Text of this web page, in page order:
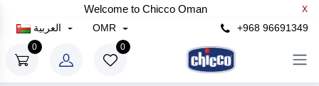
Welcome to Chicco Oman X
+968 96691349
OMR
0
0
×